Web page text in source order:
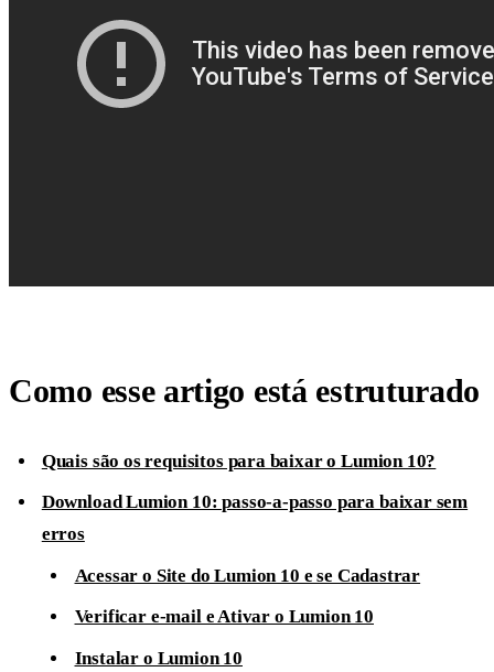
Como esse artigo está estruturado
Quais são os requisitos para baixar o Lumion 10?
Download Lumion 10: passo-a-passo para baixar sem
erros
Acessar o Site do Lumion 10 e se Cadastrar
Verificar e-mail e Ativar o Lumion 10
Instalar o Lumion 10